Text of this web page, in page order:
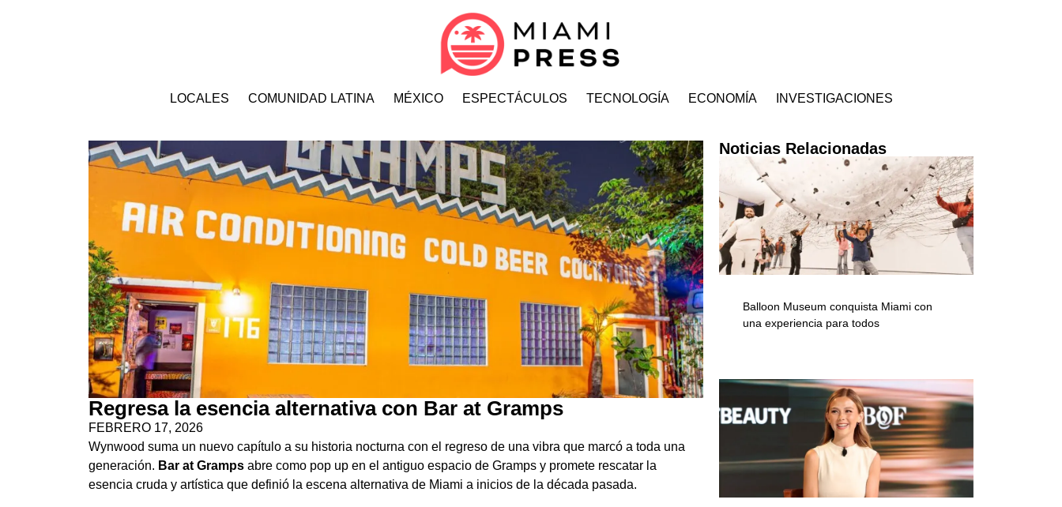
LOCALES COMUNIDAD LATINA MÉXICO ESPECTÁCULOS TECNOLOGÍA ECONOMÍA INVESTIGACIONES
Regresa la esencia alternativa con Bar at Gramps
FEBRERO 17, 2026
Wynwood suma un nuevo capítulo a su historia nocturna con el regreso de una vibra que marcó a toda una
generación. Bar at Gramps abre como pop up en el antiguo espacio de Gramps y promete rescatar la
esencia cruda y artística que definió la escena alternativa de Miami a inicios de la década pasada.
Noticias Relacionadas
Balloon Museum conquista Miami con
una experiencia para todos